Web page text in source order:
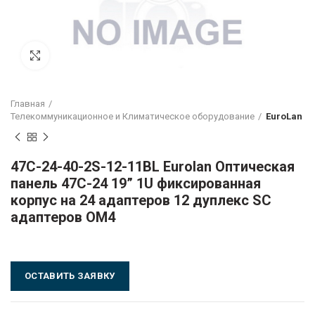
Главная
Телекоммуникационное и Климатическое оборудование
EuroLan
47C-24-40-2S-12-11BL Eurolan Оптическая
панель 47C-24 19” 1U фиксированная
корпус на 24 адаптеров 12 дуплекс SC
адаптеров OM4
ОСТАВИТЬ ЗАЯВКУ